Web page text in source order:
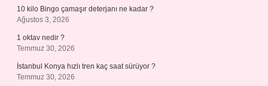
10 kilo Bingo çamaşır deterjanı ne kadar ?
Ağustos 3, 2026
1 oktav nedir ?
Temmuz 30, 2026
İstanbul Konya hızlı tren kaç saat sürüyor ?
Temmuz 30, 2026